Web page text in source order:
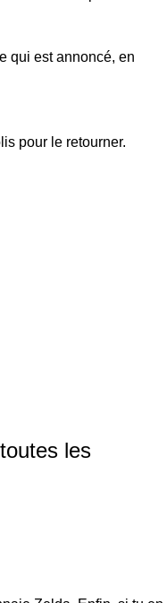
qui est annoncé, en
pour le retourner.
les